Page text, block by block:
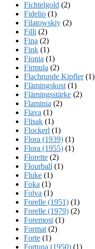
Fichtelgold (2)
Fidelio (1)
Filatowskiy (2)
Filli (2)
Fina (2)
Fink (1)
Fionia (1)
Firmula (2)
Flachrunde Kipfler(1)
Flämingskost (1)
Flämingsstärke (2)
Flaminia (2)
Flava (1)
Flisak (1)
Flockerl (1)
Flora (1939) (1)
Flora (1955) (1)
Florette (2)
Flourball (1)
Fluke (1)
Foka (1)
Folva (1)
Forelle (1951) (1)
Forelle (1979) (2)
Foremost (1)
Format (2)
Forte (1)
Fortuna (1950) (1)